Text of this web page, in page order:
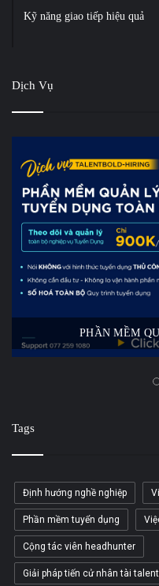
Kỹ năng giao tiếp hiệu quả
Dịch Vụ
PHẦN MỀM
Tags
Định hướng nghề nghiệp
Phần mềm tuyển dụng
Cộng tác viên headhunter
Giải pháp tiến cử nhân tài